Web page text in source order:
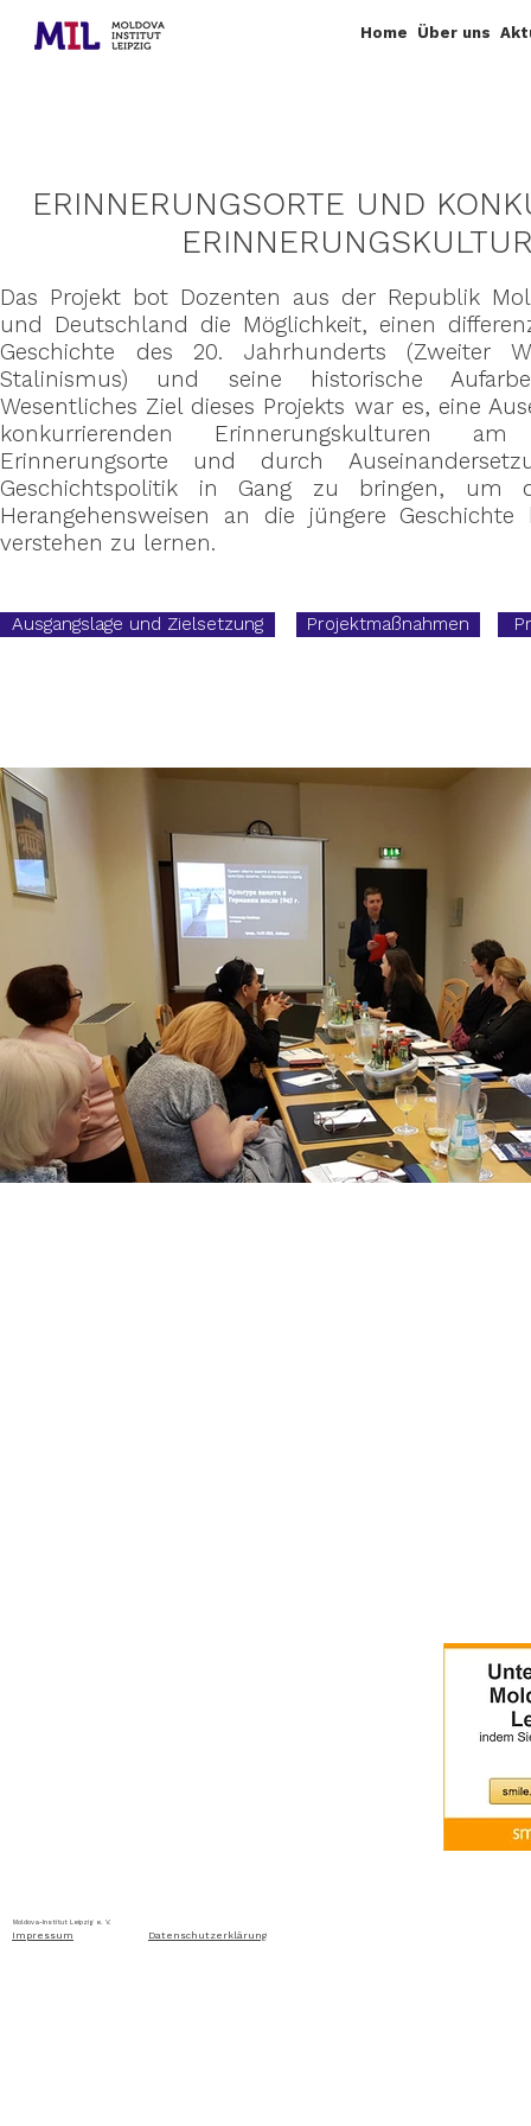
Home Über uns
ERINNERUNGSORTE UND
Das Projekt bot Dozenten aus der Republik
und Deutschland die Möglichkeit, einen
Geschichte des 20. Jahrhunderts (Zweiter
Stalinismus) und seine historische
Wesentliches Ziel dieses Projekts war es, eine
konkurrierenden Erinnerungskulturen
Erinnerungsorte und durch
Geschichtspolitik in Gang zu bringen, um
Herangehensweisen an die jüngere
verstehen zu lernen.
Ausgangslage und Zielsetzung Projektmaßnahmen
Moldova-Institut Leipzig e. V. Ritterstraße 24, D-04109
Impressum Datenschutzerklärung